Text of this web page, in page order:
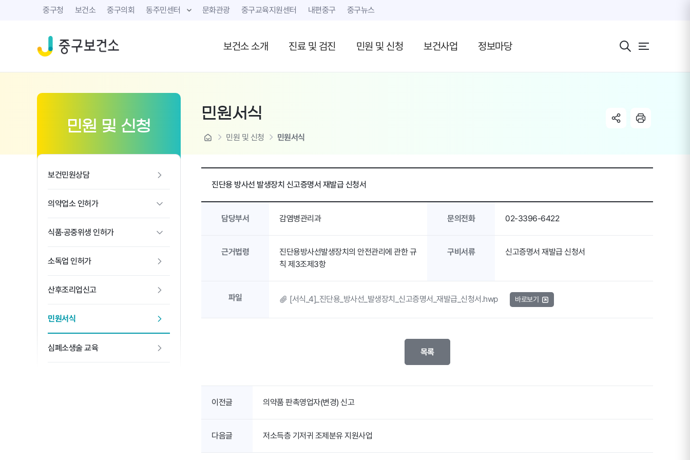
본문 내용 바로가기
중구청 보건소 중구의회 동주민센터 문화관광 중구교육지원센터 내편중구 중구뉴스
보건소 소개 진료 및 검진 민원 및 신청 보건사업 정보마당 전체 메뉴 보기
민원 및 신청
보건민원상담
의약업소 인허가
식품·공중위생 인허가
소독업 인허가
산후조리업신고
민원서식
심폐소생술 교육
민원서식
home 민원 및 신청 민원서식
진단용 방사선 발생장치 신고증명서 재발급 신청서
담당부서 감염병관리과 문의전화 02-3396-6422
근거법령
진단용방사선발생장치의 안전관리에 관한 규
칙 제3조제3항
구비서류 신고증명서 재발급 신청서
파일 [서식_4]_진단용_방사선_발생장치_신고증명서_재발급_신청서.hwp 바로보기
목록
이전글 의약품 판촉영업자(변경) 신고
다음글 저소득층 기저귀 조제분유 지원사업